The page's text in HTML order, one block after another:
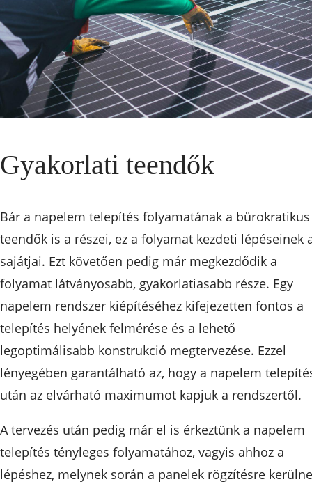
Gyakorlati teendők
Bár a napelem telepítés folyamatának a bürokratikus
teendők is a részei, ez a folyamat kezdeti lépéseinek
sajátjai. Ezt követően pedig már megkezdődik a
folyamat látványosabb, gyakorlatiasabb része. Egy
napelem rendszer kiépítéséhez kifejezetten fontos a
telepítés helyének felmérése és a lehető
legoptimálisabb konstrukció megtervezése. Ezzel
lényegében garantálható az, hogy a napelem
után az elvárható maximumot kapjuk a rendszertől.
A tervezés után pedig már el is érkeztünk a napelem
telepítés tényleges folyamatához, vagyis ahhoz a
lépéshez, melynek során a panelek rögzítésre